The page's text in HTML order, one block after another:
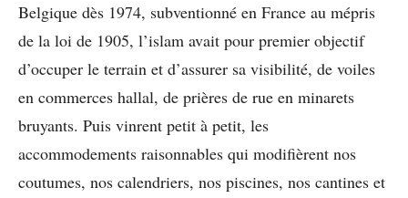
Belgique dès 1974, subventionné en France au mépris
de la loi de 1905, l’islam avait pour premier objectif
d’occuper le terrain et d’assurer sa visibilité, de voiles
en commerces hallal, de prières de rue en minarets
bruyants. Puis vinrent petit à petit, les
accommodements raisonnables qui modifièrent nos
coutumes, nos calendriers, nos piscines, nos cantines et